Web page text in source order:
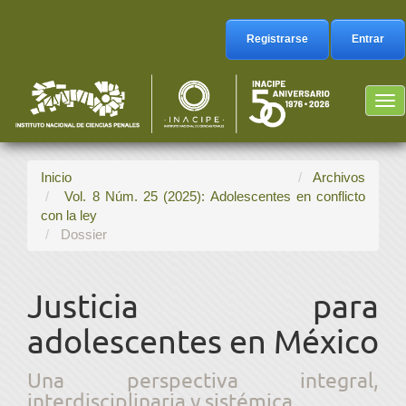
Barra
lateral
Registrarse Entrar
Inicio
Archivos
Vol. 8 Núm. 25 (2025): Adolescentes en conflicto
con la ley
Dossier
Justicia para
adolescentes en México
Una perspectiva integral,
interdisciplinaria y sistémica